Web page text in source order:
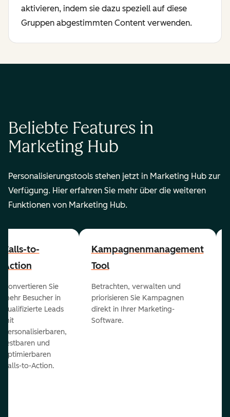
aktivieren, indem sie dazu speziell auf diese
Gruppen abgestimmten Content verwenden.
Beliebte Features in
Marketing Hub
Personalisierungstools stehen jetzt in Marketing Hub zur
Verfügung. Hier erfahren Sie mehr über die weiteren
Funktionen von Marketing Hub.
Calls-to-
Action
Konvertieren Sie
mehr Besucher in
qualifizierte Leads
mit
personalisierbaren,
testbaren und
optimierbaren
Calls-to-Action.
Kampagnenmanagement
Tool
Betrachten, verwalten und
priorisieren Sie Kampagnen
direkt in Ihrer Marketing-
Software.